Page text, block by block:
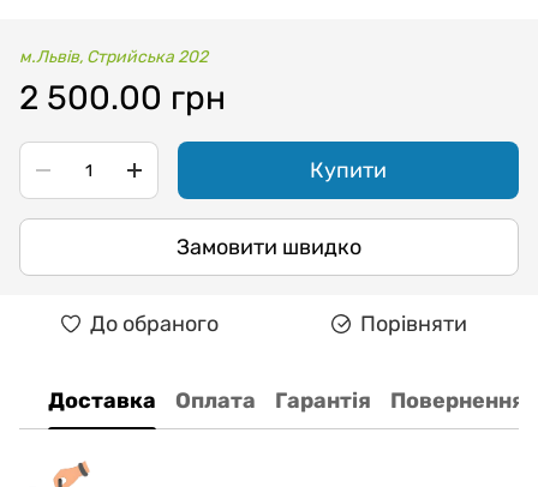
м.Львів, Стрийська 202
2 500.00 грн
Купити
Замовити швидко
До обраного Порівняти
Доставка Оплата Гарантія Повернення